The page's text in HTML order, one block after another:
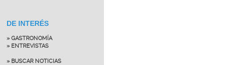
DE INTERÉS
» GASTRONOMÍA
» ENTREVISTAS
» BUSCAR NOTICIAS